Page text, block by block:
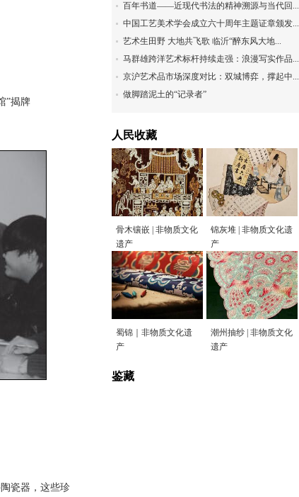
”揭牌
瓷器，这些珍
百年书道——近现代书法的精神溯源与当代回...
中国工艺美术学会成立六十周年主题证章颁发...
艺术生田野 大地共飞歌 临沂“醉东风大地...
马群雄跨洋艺术标杆持续走强：浪漫写实作品...
京沪艺术品市场深度对比：双城博弈，撑起中...
做脚踏泥土的“记录者”
人民收藏
骨木镶嵌 | 非物质文化
遗产
锦灰堆 | 非物质文化遗
产
蜀锦｜非物质文化遗
产
潮州抽纱 | 非物质文化
遗产
鉴藏